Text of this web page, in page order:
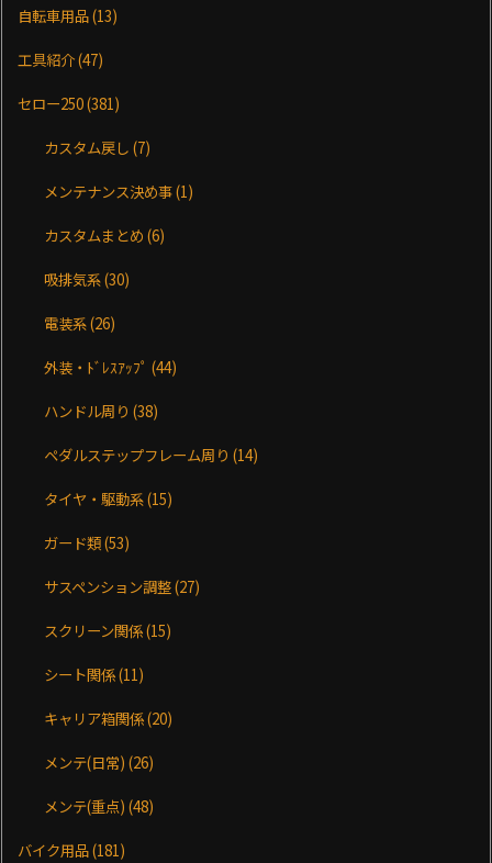
自転車用品(13)
工具紹介(47)
セロー250(381)
カスタム戻し(7)
メンテナンス決め事(1)
カスタムまとめ(6)
吸排気系(30)
電装系(26)
外装・ﾄﾞﾚｽｱｯﾌﾟ(44)
ハンドル周り(38)
ペダルステップフレーム周り(14)
タイヤ・駆動系(15)
ガード類(53)
サスペンション調整(27)
スクリーン関係(15)
シート関係(11)
キャリア箱関係(20)
メンテ(日常)(26)
メンテ(重点)(48)
バイク用品(181)